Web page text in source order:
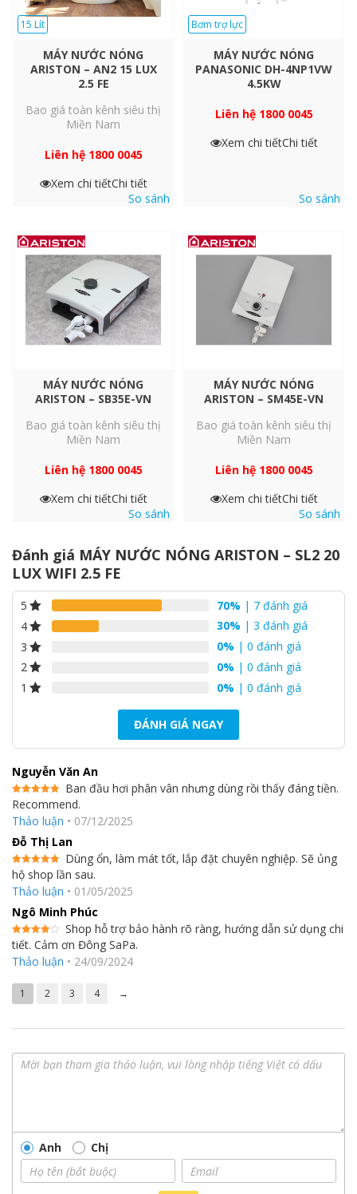
15 Lít
MÁY NƯỚC NÓNG
ARISTON – AN2 15 LUX
2.5 FE
Bao giá toàn kênh siêu thị
Miền Nam
Liên hệ 1800 0045
Xem chi tiếtChi tiết
So sánh
Bơm trợ lực
MÁY NƯỚC NÓNG
PANASONIC DH-4NP1VW
4.5KW
Liên hệ 1800 0045
Xem chi tiếtChi tiết
So sánh
MÁY NƯỚC NÓNG
ARISTON – SB35E-VN
Bao giá toàn kênh siêu thị
Miền Nam
Liên hệ 1800 0045
Xem chi tiếtChi tiết
So sánh
MÁY NƯỚC NÓNG
ARISTON – SM45E-VN
Bao giá toàn kênh siêu thị
Miền Nam
Liên hệ 1800 0045
Xem chi tiếtChi tiết
So sánh
Đánh giá MÁY NƯỚC NÓNG ARISTON – SL2 20
LUX WIFI 2.5 FE
5 70% | 7 đánh giá
4
30% | 3 đánh giá
3
0% | 0 đánh giá
2
0% | 0 đánh giá
1
0% | 0 đánh giá
ĐÁNH GIÁ NGAY
Nguyễn Văn An
Được xếp
hạng5 5
sao
Ban đầu hơi phân vân nhưng dùng rồi thấy đáng tiền.
Recommend.
Thảo luận • 07/12/2025
Đỗ Thị Lan
Được xếp
hạng 55
sao
Dùng ổn, làm mát tốt, lắp đặt chuyên nghiệp. Sẽ ủng
hộ shop lần sau.
Thảo luận • 01/05/2025
Ngô Minh Phúc
Được
xếp hạng
45 sao
Shop hỗ trợ bảo hành rõ ràng, hướng dẫn sử dụng chi
tiết. Cảm ơn Đông SaPa.
Thảo luận • 24/09/2024
1 2 3 4 →
Anh Chị